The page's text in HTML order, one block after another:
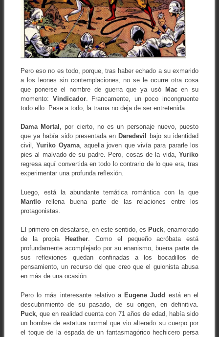
Pero eso no es todo, porque, tras haber echado a su exmarido
a los leones sin contemplaciones, no se le ocurre otra cosa
que ponerse el nombre de guerra que ya usó Macen su
momento: Vindicador. Francamente, un poco incongruente
todo ello. Pese a todo, la trama no deja de ser entretenida.
Dama Mortal , por cierto, no es un personaje nuevo, puesto
que ya había sido presentada en Daredevil
bajo su identidad
civil,Yuriko Oyama, aquella joven que vivía para pararle los
pies al malvado de su padre. Pero, cosas de la vida,Yuriko
regresa aquí convertida en todo lo contrario de lo que era, tras
experimentar una profunda reflexión.
Luego, está la abundante temática romántica con la que
Mantlorellena buena parte de las relaciones entre los
protagonistas.
El primero en desatarse, en este sentido, es Puck, enamorado
de la propia
Heather. Como el pequeño acróbata está
profundamente acomplejado por su enanismo, buena parte de
sus reflexiones quedan confinadas a los bocadillos de
pensamiento, un recurso del que creo que el guionista abusa
en más de una ocasión.
Pero lo más interesante relativo aEugene Judd está en el
descubrimiento de su pasado, de su origen, en definitiva.
Puck, que en realidad cuenta con 71 años de edad, había sido
un hombre de estatura normal que vio alterado su cuerpo por
el toque de la espada de un fantasmagórico hechicero persa